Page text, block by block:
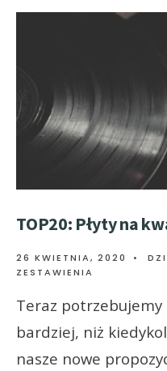
TOP20: Płyty na
26 KWIETNIA, 2020 •
ZESTAWIENIA
Teraz potrzebujemy
bardziej, niż
nasze nowe